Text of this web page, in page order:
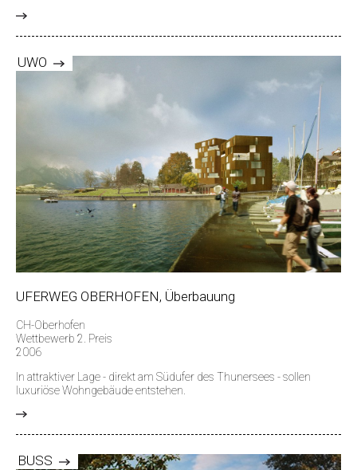
UWO
UFERWEG OBERHOFEN, Überbauung
CH-Oberhofen
Wettbewerb 2. Preis
2006
In attraktiver Lage - direkt am Südufer des Thunersees - sollen
luxuriöse Wohngebäude entstehen.
BUSS